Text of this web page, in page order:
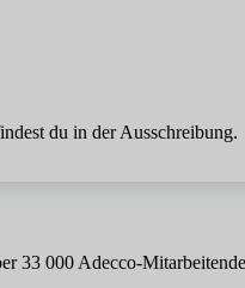
du in der Ausschreibung.
33 000 Adecco-